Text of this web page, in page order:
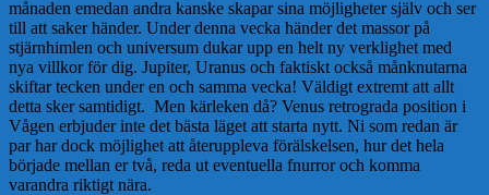
månaden emedan andra kanske skapar sina möjligheter själv och ser
till att saker händer. Under denna vecka händer det massor på
stjärnhimlen och universum dukar upp en helt ny verklighet med
nya villkor för dig. Jupiter, Uranus och faktiskt också månknutarna
skiftar tecken under en och samma vecka! Väldigt extremt att allt
detta sker samtidigt. Men kärleken då? Venus retrograda position i
Vågen erbjuder inte det bästa läget att starta nytt. Ni som redan är
par har dock möjlighet att återuppleva förälskelsen, hur det hela
började mellan er två, reda ut eventuella fnurror och komma
varandra riktigt nära.